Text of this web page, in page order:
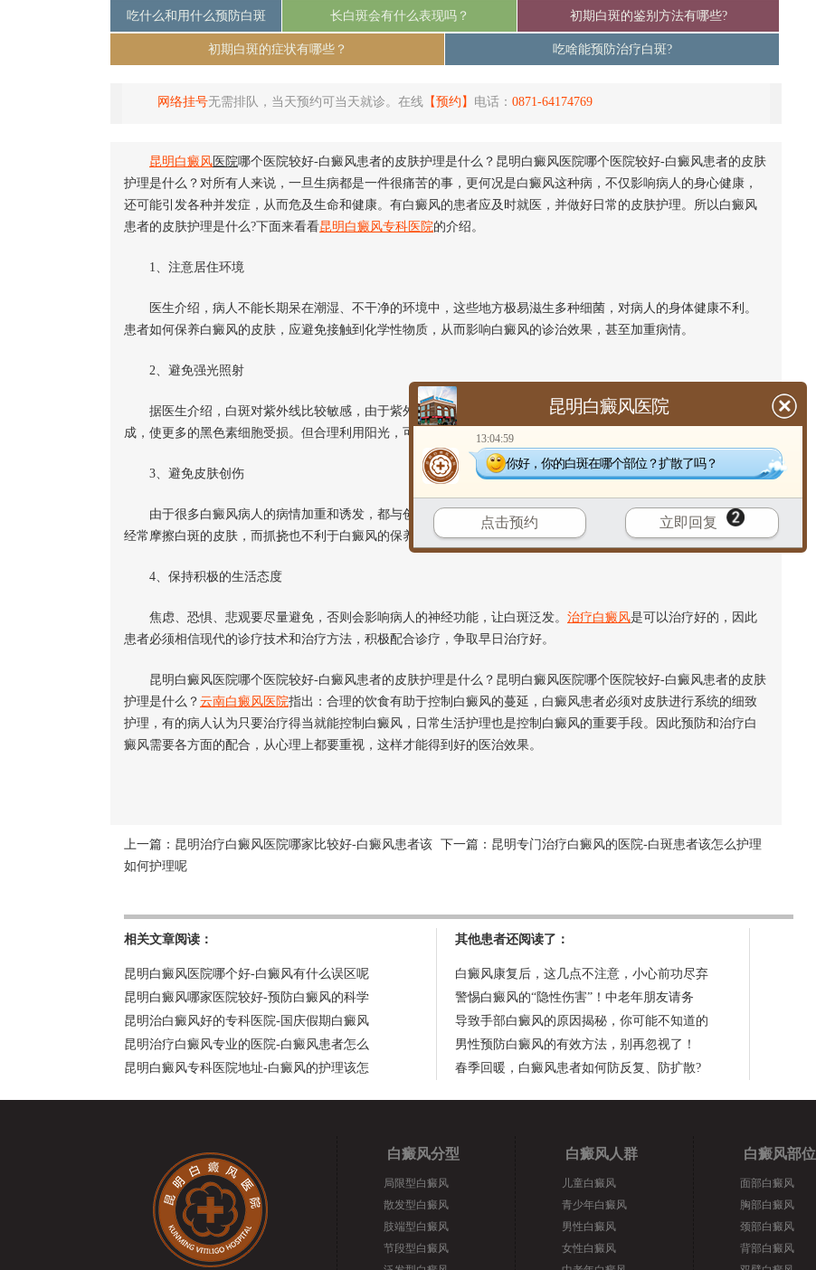
吃什么和用什么预防白斑 长白斑会有什么表现吗？ 初期白斑的鉴别方法有哪些?
初期白斑的症状有哪些？ 吃啥能预防治疗白斑?
网络挂号无需排队，当天预约可当天就诊。在线 【预约】 电话： 0871-64174769
昆明 白癜风 医院哪个医院较好-白癜风患者的皮肤护理是什么？昆明白癜风医院哪个医院较好-白癜风患者的皮肤
护理是什么？对所有人来说，一旦生病都是一件很痛苦的事，更何况是白癜风这种病，不仅影响病人的身心健康，
还可能引发各种并发症，从而危及生命和健康。有白癜风的患者应及时就医，并做好日常的皮肤护理。所以白癜风
患者的皮肤护理是什么?下面来看看昆明白癜风专科医院的介绍。
1、注意居住环境
医生介绍，病人不能长期呆在潮湿、不干净的环境中，这些地方极易滋生多种细菌，对病人的身体健康不利。
患者如何保养白癜风的皮肤，应避免接触到化学性物质，从而影响白癜风的诊治效果，甚至加重病情。
2、避免强光照射
据医生介绍，白斑对紫外线比较敏感，由于紫外线刺激皮肤，使黑色素细胞处于兴奋状态，影响黑色素的合
成，使更多的黑色素细胞受损。但合理利用阳光，可促进肌肤健康。
3、避免皮肤创伤
由于很多白癜风病人的病情加重和诱发，都与创伤有关。白癜风患者如何保养皮肤，在日常生活中，患者不能
经常摩擦白斑的皮肤，而抓挠也不利于白癜风的保养，因此会出现局部炎症，甚至加重病情。
4、保持积极的生活态度
焦虑、恐惧、悲观要尽量避免，否则会影响病人的神经功能，让白斑泛发。 治疗白癜风是可以治疗好的，因此
患者必须相信现代的诊疗技术和治疗方法，积极配合诊疗，争取早日治疗好。
昆明白癜风医院哪个医院较好-白癜风患者的皮肤护理是什么？昆明白癜风医院哪个医院较好-白癜风患者的皮肤
护理是什么？ 云南白癜风医院指出：合理的饮食有助于控制白癜风的蔓延，白癜风患者必须对皮肤进行系统的细致
护理，有的病人认为只要治疗得当就能控制白癜风，日常生活护理也是控制白癜风的重要手段。因此预防和治疗白
癜风需要各方面的配合，从心理上都要重视，这样才能得到好的医治效果。
上一篇： 昆明治疗白癜风医院哪家比较好-白癜风患者该
如何护理呢
下一篇： 昆明专门治疗白癜风的医院-白斑患者该怎么护理
相关文章阅读：
昆明白癜风医院哪个好-白癜风有什么误区呢
昆明白癜风哪家医院较好-预防白癜风的科学
昆明治白癜风好的专科医院-国庆假期白癜风
昆明治疗白癜风专业的医院-白癜风患者怎么
昆明白癜风专科医院地址-白癜风的护理该怎
其他患者还阅读了：
白癜风康复后，这几点不注意，小心前功尽弃
警惕白癜风的“隐性伤害”！中老年朋友请务
导致手部白癜风的原因揭秘，你可能不知道的
男性预防白癜风的有效方法，别再忽视了！
春季回暖，白癜风患者如何防反复、防扩散?
白癜风分型
局限型白癜风
散发型白癜风
肢端型白癜风
节段型白癜风
白癜风人群
儿童白癜风
青少年白癜风
男性白癜风
女性白癜风
白癜风部位
面部白癜风
胸部白癜风
颈部白癜风
背部白癜风
昆明白癜风医院
13:04:59
你好，你的白斑在哪个部位？扩散了吗？
点击预约 立即回复